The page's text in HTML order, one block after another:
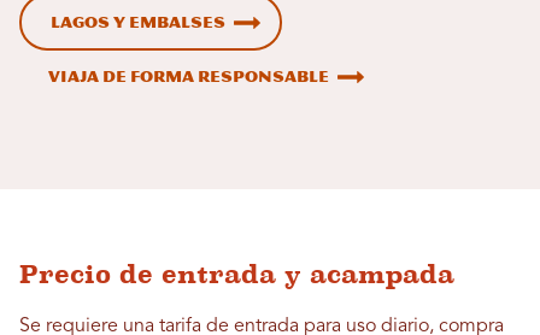
Lagos y embalses
Viaja de forma responsable
Precio de entrada y acampada
Se requiere una tarifa de entrada para uso diario, compra